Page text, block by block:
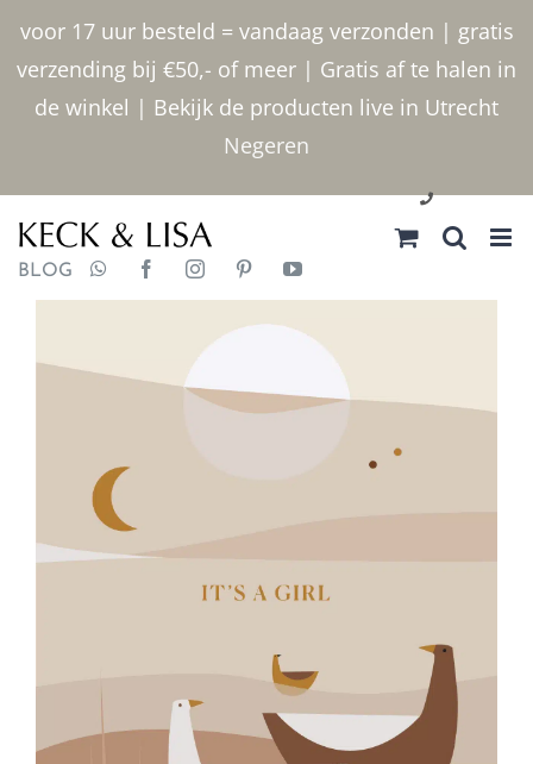
voor 17 uur besteld = vandaag verzonden | gratis
verzending bij €50,- of meer | Gratis af te halen in
de winkel | Bekijk de producten live in Utrecht
Negeren
inhoud
030 2400000
BLOG